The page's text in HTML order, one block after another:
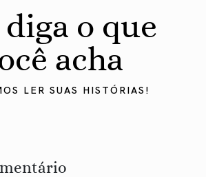
o que
acha
LER SUAS HISTÓRIAS!